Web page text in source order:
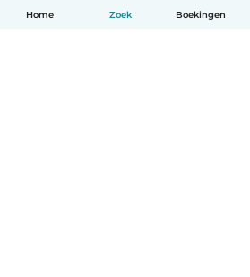
Home Zoek Boekingen